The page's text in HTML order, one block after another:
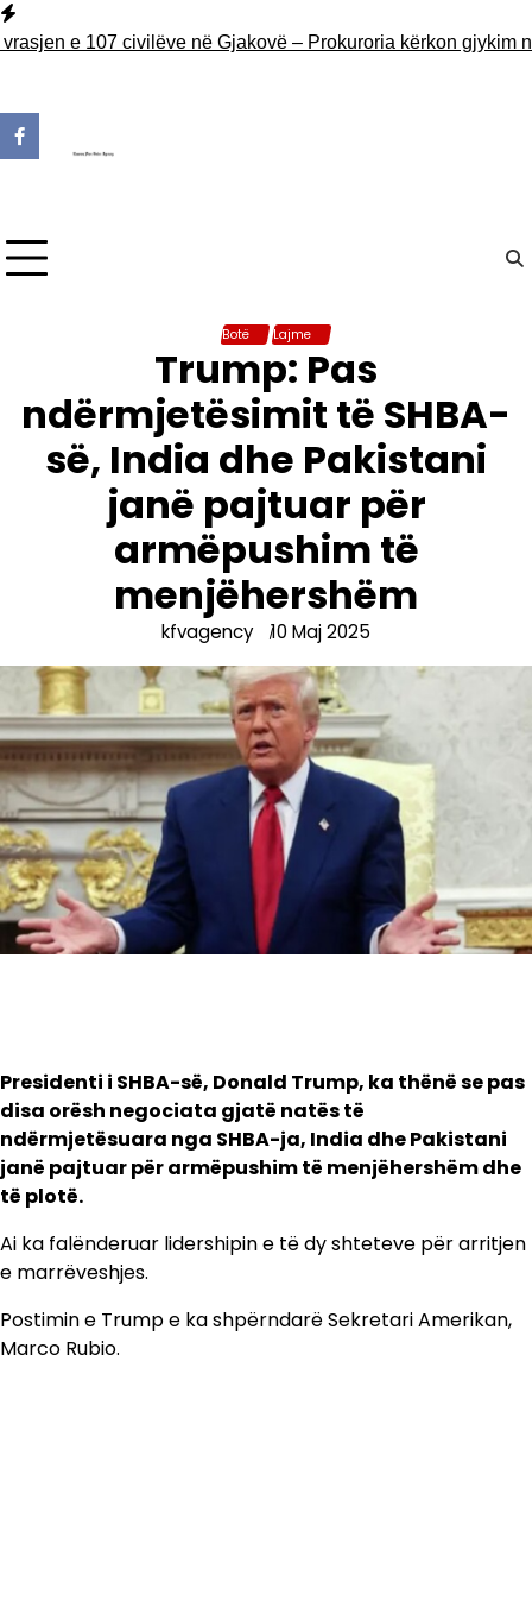
Skip
to e 107 civilëve në Gjakovë – Prokuroria kërkon gjykim në
Botë Lajme
Trump: Pas
ndërmjetësimit të SHBA-
së, India dhe Pakistani
janë pajtuar për
armëpushim të
menjëhershëm
kfvagency 10 Maj 2025
Presidenti i SHBA-së, Donald Trump, ka thënë se pas
disa orësh negociata gjatë natës të
ndërmjetësuara nga SHBA-ja, India dhe Pakistani
janë pajtuar për armëpushim të menjëhershëm dhe
të plotë.
Ai ka falënderuar lidershipin e të dy shteteve për arritjen
e marrëveshjes.
Postimin e Trump e ka shpërndarë Sekretari Amerikan,
Marco Rubio.